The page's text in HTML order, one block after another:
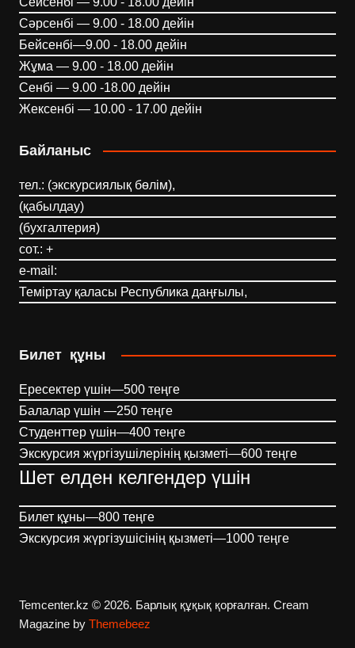
Сәрсенбі — 9.00 - 18.00 дейін
Бейсенбі—9.00 - 18.00 дейін
Жұма — 9.00 - 18.00 дейін
Сенбі — 9.00 -18.00 дейін
Жексенбі — 10.00 - 17.00 дейін
Байланыс
тел.: (экскурсиялық бөлім),
(қабылдау)
(бухгалтерия)
сот.: +
e-mail:
Теміртау қаласы Республика даңғылы,
Билет құны
Ересектер үшін—500 теңге
Балалар үшін —250 теңге
Студенттер үшін—400 теңге
Экскурсия жүргізушілерінің қызметі—600 теңге
Шет елден келгендер үшін
Билет құны—800 теңге
Экскурсия жүргізушісінің қызметі—1000 теңге
Temcenter.kz © 2026. Барлық құқық қорғалған. Cream
Magazine by Themebeez